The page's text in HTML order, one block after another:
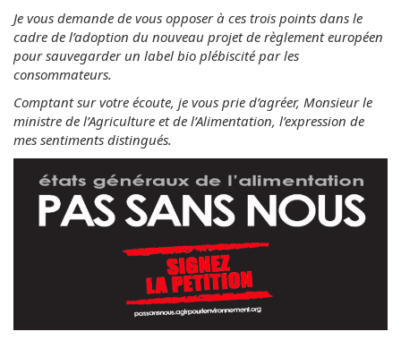
Je vous demande de vous opposer à ces trois points dans le
cadre de l’adoption du nouveau projet de règlement européen
pour sauvegarder un label bio plébiscité par les
consommateurs.
Comptant sur votre écoute, je vous prie d’agréer, Monsieur le
ministre de l’Agriculture et de l’Alimentation, l’expression de
mes sentiments distingués.